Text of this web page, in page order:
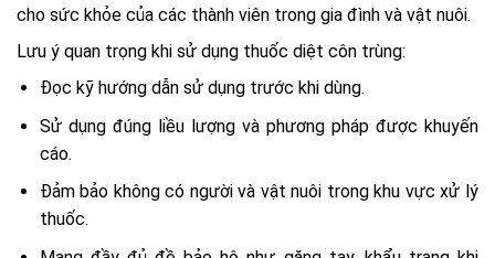
cho sức khỏe của các thành viên trong gia đình và vật nuôi.
Lưu ý quan trọng khi sử dụng thuốc diệt côn trùng:
Đọc kỹ hướng dẫn sử dụng trước khi dùng.
Sử dụng đúng liều lượng và phương pháp được khuyến
cáo.
Đảm bảo không có người và vật nuôi trong khu vực xử lý
thuốc.